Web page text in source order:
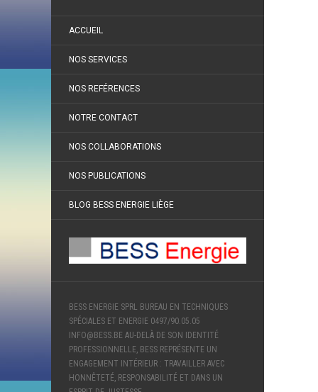
ACCUEIL
NOS SERVICES
NOS REFÉRENCES
NOTRE CONTACT
NOS COLLABORATIONS
NOS PUBLICATIONS
BLOG BESS ENERGIE LIÈGE
BESS ENERGIE SPRL BUREAU EN TECHNIQUES
SPÉCIALES ET ENERGIE 0497/90.05.05
INFO@BESS.BE AU-DELÀ DE SON IDENTITÉ
PROFESSIONNELLE, BESS REPRÉSENTE UN
ENGAGEMENT INTÉRIEUR : TRAVAILLER AVEC
HONNÊTETÉ, RESPONSABILITÉ ET DANS UN